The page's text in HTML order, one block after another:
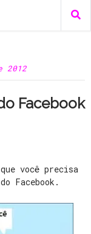
2012
Facebook
você precisa
Facebook.